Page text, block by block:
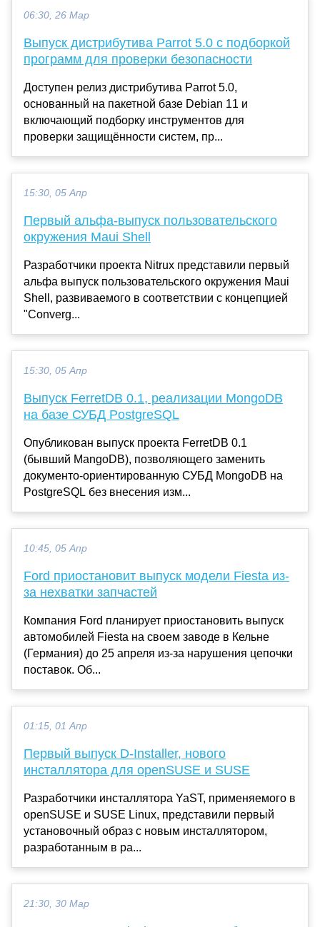
06:30, 26 Мар
Выпуск дистрибутива Parrot 5.0 с подборкой
программ для проверки безопасности
Доступен релиз дистрибутива Parrot 5.0,
основанный на пакетной базе Debian 11 и
включающий подборку инструментов для
проверки защищённости систем, пр...
15:30, 05 Апр
Первый альфа-выпуск пользовательского
окружения Maui Shell
Разработчики проекта Nitrux представили первый
альфа выпуск пользовательского окружения Maui
Shell, развиваемого в соответствии с концепцией
"Converg...
15:30, 05 Апр
Выпуск FerretDB 0.1, реализации MongoDB
на базе СУБД PostgreSQL
Опубликован выпуск проекта FerretDB 0.1
(бывший MangoDB), позволяющего заменить
документо-ориентированную СУБД MongoDB на
PostgreSQL без внесения изм...
10:45, 05 Апр
Ford приостановит выпуск модели Fiesta из-
за нехватки запчастей
Компания Ford планирует приостановить выпуск
автомобилей Fiesta на своем заводе в Кельне
(Германия) до 25 апреля из-за нарушения цепочки
поставок. Об...
01:15, 01 Апр
Первый выпуск D-Installer, нового
инсталлятора для openSUSE и SUSE
Разработчики инсталлятора YaST, применяемого в
openSUSE и SUSE Linux, представили первый
установочный образ с новым инсталлятором,
разработанным в ра...
21:30, 30 Мар